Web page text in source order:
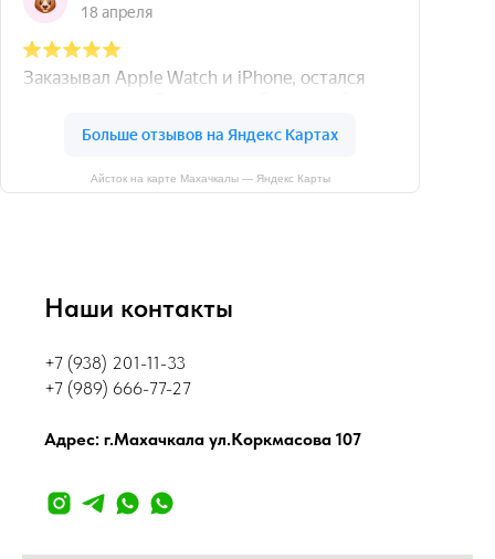
Айсток на карте Махачкалы — Яндекс Карты
Наши контакты
+7 (938) 201-11-33
+7 (989) 666-77-27
Адрес: г.Махачкала ул.Коркмасова 107